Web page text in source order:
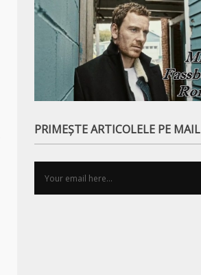
PRIMEȘTE ARTICOLELE PE MAIL